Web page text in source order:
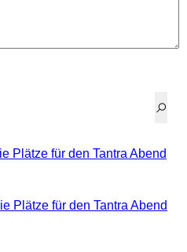
Plätze für den Tantra Abend
Plätze für den Tantra Abend